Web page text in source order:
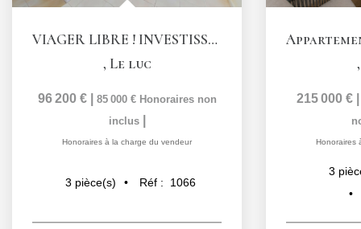
VIAGER LIBRE ! INVESTISSEMENT LOCATIF ATTRACTIF !...
, Le luc
96 200 € 85 000 € Honoraires non
inclus
Honoraires à la charge du vendeur
3 pièce(s) Réf : 1066
215 000 €
Honoraires
3